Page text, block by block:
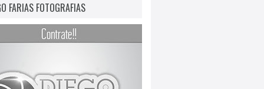
FARIAS FOTOGRAFIAS